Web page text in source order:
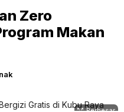
Zero
Makan